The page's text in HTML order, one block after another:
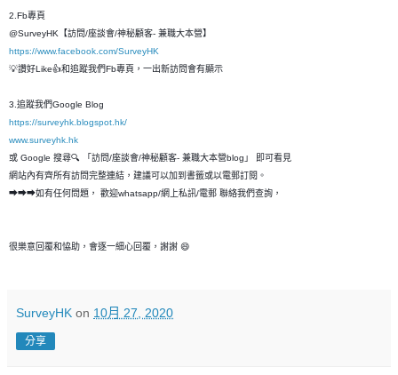
2.Fb專頁
@SurveyHK【訪問/座談會/神秘顧客- 兼職大本營】
https://www.facebook.com/SurveyHK
💡讚好Like👍和追蹤我們Fb專頁，一出新訪問會有顯示
3.追蹤我們Google Blog
https://surveyhk.blogspot.hk/
www.surveyhk.hk
或 Google 搜尋🔍 「訪問/座談會/神秘顧客- 兼職大本營blog」 即可看見
網站內有齊所有訪問完整連結，建議可以加到書籤或以電郵訂閱。
➡➡➡如有任何問題， 歡迎whatsapp/網上私訊/電郵 聯絡我們查詢，
很樂意回覆和恊助，會逐一細心回覆，謝謝 😄
SurveyHK on 10月 27, 2020
分享